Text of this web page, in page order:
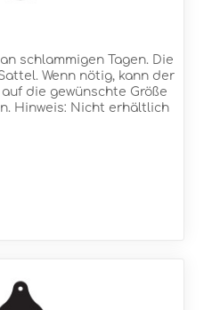
schlammigen Tagen. Die
Wenn nötig, kann der
die gewünschte Größe
Hinweis: Nicht erhältlich